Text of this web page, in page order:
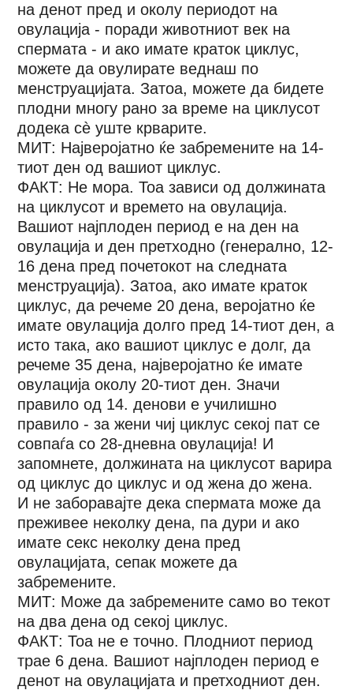
на денот пред и околу периодот на
овулација - поради животниот век на
спермата - и ако имате краток циклус,
можете да овулирате веднаш по
менструацијата. Затоа, можете да бидете
плодни многу рано за време на циклусот
додека сè уште крварите.
МИТ: Најверојатно ќе забремените на 14-
тиот ден од вашиот циклус.
ФАКТ: Не мора. Тоа зависи од должината
на циклусот и времето на овулација.
Вашиот најплоден период е на ден на
овулација и ден претходно (генерално, 12-
16 дена пред почетокот на следната
менструација). Затоа, ако имате краток
циклус, да речеме 20 дена, веројатно ќе
имате овулација долго пред 14-тиот ден, а
исто така, ако вашиот циклус е долг, да
речеме 35 дена, најверојатно ќе имате
овулација околу 20-тиот ден. Значи
правило од 14. денови е училишно
правило - за жени чиј циклус секој пат се
совпаѓа со 28-дневна овулација! И
запомнете, должината на циклусот варира
од циклус до циклус и од жена до жена.
И не заборавајте дека спермата може да
преживее неколку дена, па дури и ако
имате секс неколку дена пред
овулацијата, сепак можете да
забремените.
МИТ: Може да забремените само во текот
на два дена од секој циклус.
ФАКТ: Тоа не е точно. Плодниот период
трае 6 дена. Вашиот најплоден период е
денот на овулацијата и претходниот ден.